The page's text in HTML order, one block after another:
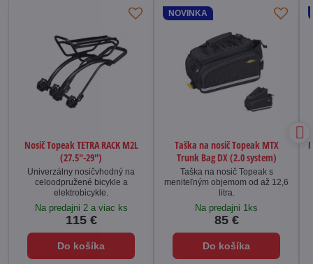
Nosič Topeak TETRA RACK M2L
(27.5"-29")
Univerzálny nosičvhodný na
celoodpružené bicykle a
elektrobicykle.
Na predajni 2 a viac ks
115 €
Do košíka
NOVINKA
Taška na nosič Topeak MTX
Trunk Bag DX (2.0 system)
Taška na nosič Topeak s
meniteľným objemom od až 12,6
litra.
Na predajni 1ks
85 €
Do košíka